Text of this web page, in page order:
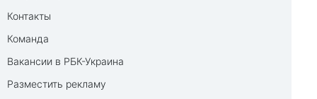
Контакты
Команда
Вакансии в РБК-Украина
Разместить рекламу